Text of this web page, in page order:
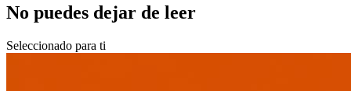
No puedes dejar de leer
Seleccionado para ti